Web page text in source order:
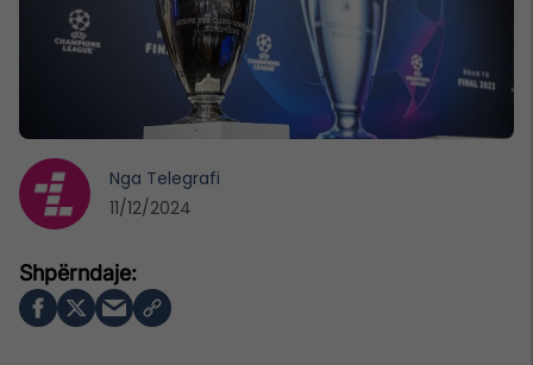
Nga Telegrafi
11/12/2024